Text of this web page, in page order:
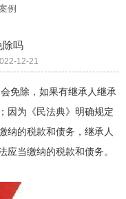
例
除吗
12-21
免除，如果有继承人继承
因为《民法典》明确规定
纳的税款和债务，继承人
应当缴纳的税款和债务。